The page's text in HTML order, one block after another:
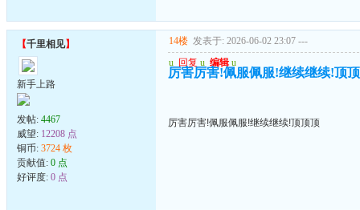
【千里相见】
新手上路
发帖: 4467
威望: 12208 点
铜币: 3724 枚
贡献值: 0 点
好评度: 0 点
14楼 发表于: 2026-06-02 23:07 ---
u 回复 u 编辑 u
厉害厉害!佩服佩服!继续继续!顶
厉害厉害!佩服佩服!继续继续!顶顶顶